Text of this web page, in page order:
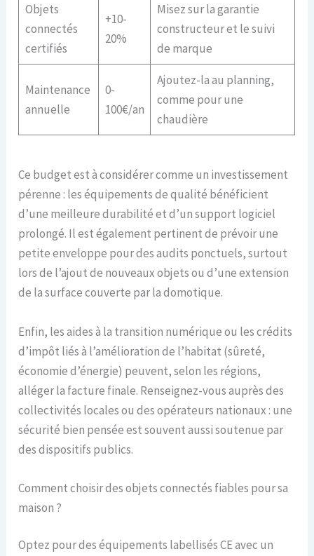
Objets
connectés
certifiés
+10-
20%
Misez sur la garantie
constructeur et le suivi
de marque
Maintenance
annuelle
0-
100€/an
Ajoutez-la au planning,
comme pour une
chaudière
Ce budget est à considérer comme un investissement
pérenne : les équipements de qualité bénéficient
d’une meilleure durabilité et d’un support logiciel
prolongé. Il est également pertinent de prévoir une
petite enveloppe pour des audits ponctuels, surtout
lors de l’ajout de nouveaux objets ou d’une extension
de la surface couverte par la domotique.
Enfin, les aides à la transition numérique ou les crédits
d’impôt liés à l’amélioration de l’habitat (sûreté,
économie d’énergie) peuvent, selon les régions,
alléger la facture finale. Renseignez-vous auprès des
collectivités locales ou des opérateurs nationaux : une
sécurité bien pensée est souvent aussi soutenue par
des dispositifs publics.
Comment choisir des objets connectés fiables pour sa
maison ?
Optez pour des équipements labellisés CE avec un